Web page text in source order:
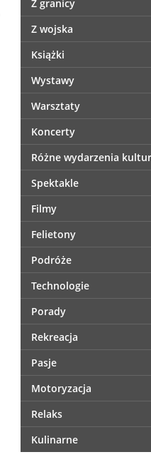
Z granicy
Z wojska
Książki
Wystawy
Warsztaty
Koncerty
Różne wydarzenia
Spektakle
Filmy
Felietony
Podróże
Technologie
Porady
Rekreacja
Pasje
Motoryzacja
Relaks
Kulinarne